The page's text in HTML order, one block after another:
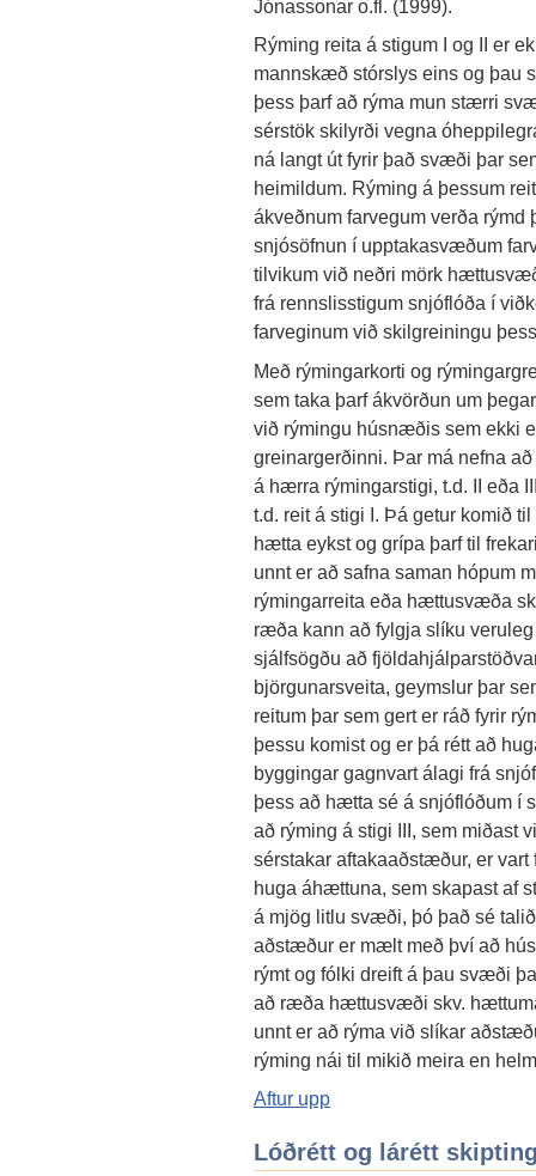
Jónassonar o.fl. (1999).
Rýming reita á stigum I og II er
mannskæð stórslys eins og þau
þess þarf að rýma mun stærri
sérstök skilyrði vegna
ná langt út fyrir það svæði þar
heimildum. Rýming á þessum
ákveðnum farvegum verða rýmd
snjósöfnun í upptakasvæðum
tilvikum við neðri mörk
frá rennslisstigum snjóflóða í
farveginum við skilgreiningu
Með rýmingarkorti og
sem taka þarf ákvörðun um
við rýmingu húsnæðis sem ekki
greinargerðinni. Þar má nefna
á hærra rýmingarstigi, t.d. II eða
t.d. reit á stigi I. Þá getur komið
hætta eykst og grípa þarf til
unnt er að safna saman hópum
rýmingarreita eða hættusvæða
ræða kann að fylgja slíku
sjálfsögðu að
björgunarsveita, geymslur þar
reitum þar sem gert er ráð fyrir
þessu komist og er þá rétt að
byggingar gagnvart álagi frá
þess að hætta sé á snjóflóðum í
að rýming á stigi III, sem miðast
sérstakar aftakaaðstæður, er
huga áhættuna, sem skapast af
á mjög litlu svæði, þó það sé
aðstæður er mælt með því að
rýmt og fólki dreift á þau svæði
að ræða hættusvæði skv.
unnt er að rýma við slíkar
rýming nái til mikið meira en
Aftur upp
Lóðrétt og lárétt